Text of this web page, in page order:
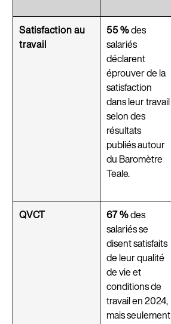
Satisfaction au
travail
55 %des
salariés
déclarent
éprouver de la
satisfaction
dans leur travail
selon des
résultats
publiés autour
du Baromètre
Teale.
QVCT 67 %des
salariés se
disent satisfaits
de leur qualité
de vie et
conditions de
travail en 2024,
mais seulement